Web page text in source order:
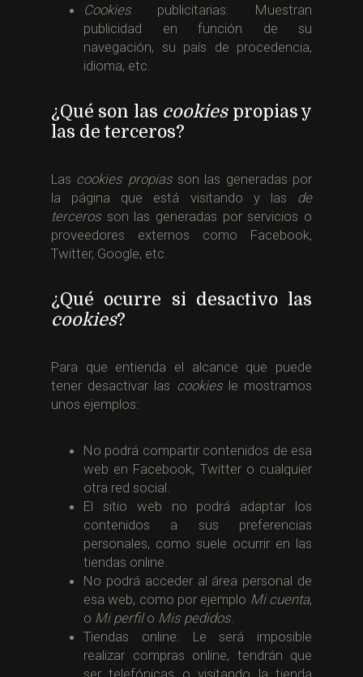
Cookies publicitarias: Muestran
publicidad en función de su
navegación, su país de procedencia,
idioma, etc.
¿Qué son las cookiespropias y
las de terceros?
Las cookies propiasson las generadas por
la página que está visitando y las de
terceros son las generadas por servicios o
proveedores externos como Facebook,
Twitter, Google, etc.
¿Qué ocurre si desactivo las
cookies?
Para que entienda el alcance que puede
tener desactivar las cookiesle mostramos
unos ejemplos:
No podrá compartir contenidos de esa
web en Facebook, Twitter o cualquier
otra red social.
El sitio web no podrá adaptar los
contenidos a sus preferencias
personales, como suele ocurrir en las
tiendas online.
No podrá acceder al área personal de
esa web, como por ejemplo Mi cuenta,
o Mi perfilo Mis pedidos
Tiendas online: Le será imposible
realizar compras online, tendrán que
ser telefónicas o visitando la tienda